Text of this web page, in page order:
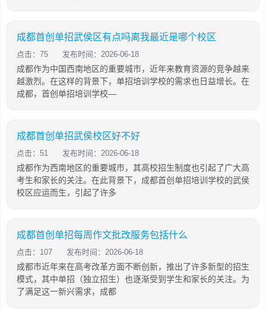
成都首创单招武侯区有点吗离我最近是哪个校区
点击：75 发布时间：2026-06-18
成都作为中国西南地区的重要城市，近年来教育资源的竞争越来
越激烈。在这样的背景下，单招培训学校的需求也日益增长。在
成都，首创单招培训学校—
成都首创单招武侯校区好不好
点击：51 发布时间：2026-06-18
成都作为西南地区的重要城市，其高校招生制度也引起了广大高
考生和家长的关注。在此背景下，成都首创单招培训学校的武侯
校区应运而生，引起了许多
成都首创单招每周作文批改服务包括什么
点击：107 发布时间：2026-06-18
成都市近年来在高考改革方面不断创新，推出了许多新型的招生
模式，其中单招（独立招生）也逐渐受到学生和家长的关注。为
了满足这一新兴需求，成都